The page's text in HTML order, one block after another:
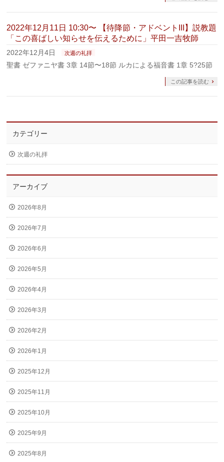
2022年12月11日 10:30〜 【待降節・アドベントIII】説教題
「この喜ばしい知らせを伝えるために」平田一吉牧師
2022年12月4日 次週の礼拝
聖書 ゼファニヤ書 3章 14節〜18節 ルカによる福音書 1章 5?25節
この記事を読む
カテゴリー
次週の礼拝
アーカイブ
2026年8月
2026年7月
2026年6月
2026年5月
2026年4月
2026年3月
2026年2月
2026年1月
2025年12月
2025年11月
2025年10月
2025年9月
2025年8月